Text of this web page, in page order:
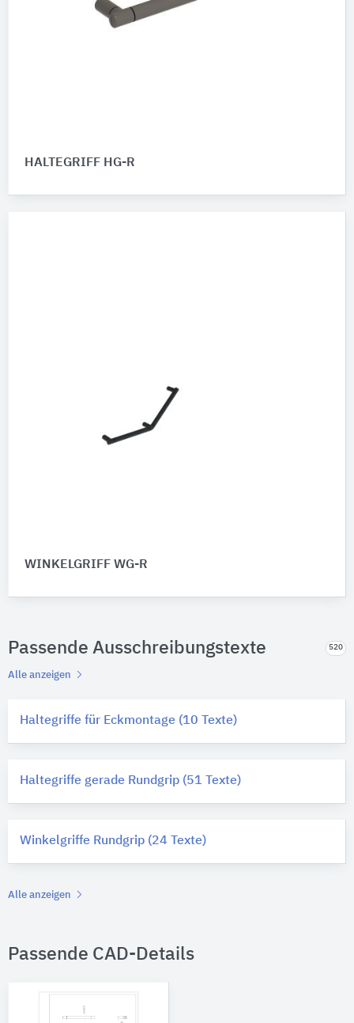
HALTEGRIFF HG-R
WINKELGRIFF WG-R
Passende Ausschreibungstexte 520
Alle anzeigen
Haltegriffe für Eckmontage (10 Texte)
Haltegriffe gerade Rundgrip (51 Texte)
Winkelgriffe Rundgrip (24 Texte)
Alle anzeigen
Passende CAD-Details